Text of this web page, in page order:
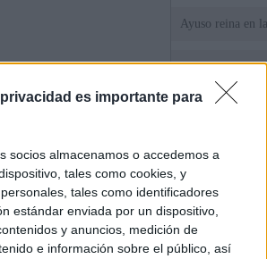
es importante para
socios almacenamos o accedemos a
tales como cookies, y
tales como identificadores
estándar enviada por un dispositivo,
y anuncios, medición de
e información sobre el público, así
Ayuso reina en
El juez propone
la filtración de
jefa" Ayuso
WhatsApp,
un nuevo cruce
15 de agosto
Legal Privacidad y Cookies